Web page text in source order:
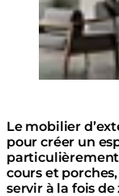
Collection
Le mobilier
pour créer un
particulièrement
cours et
servir à la fois